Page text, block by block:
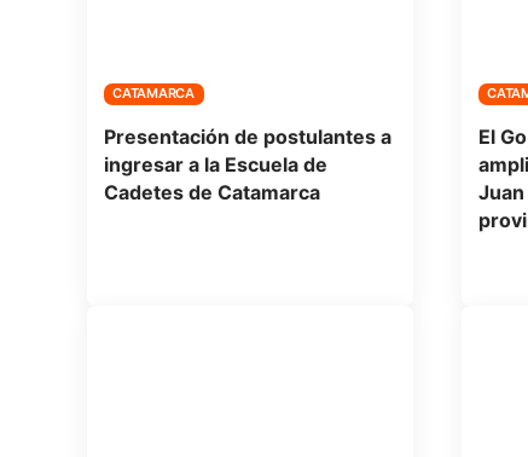
CATAMARCA
Presentación de postulantes a
ingresar a la Escuela de
Cadetes de Catamarca
El